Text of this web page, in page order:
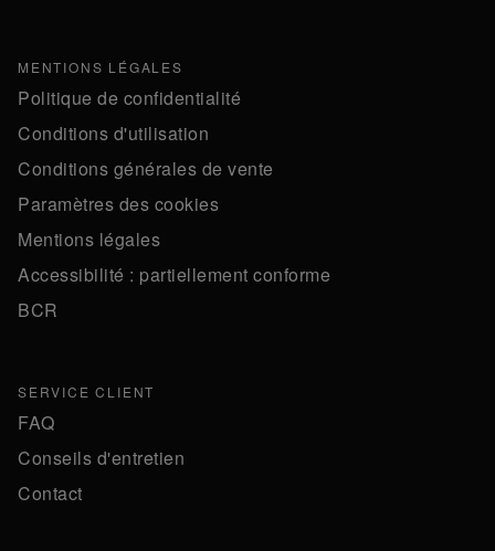
MENTIONS LÉGALES
Politique de confidentialité
Conditions d'utilisation
Conditions générales de vente
Paramètres des cookies
Mentions légales
Accessibilité : partiellement conforme
BCR
SERVICE CLIENT
FAQ
Conseils d'entretien
Contact